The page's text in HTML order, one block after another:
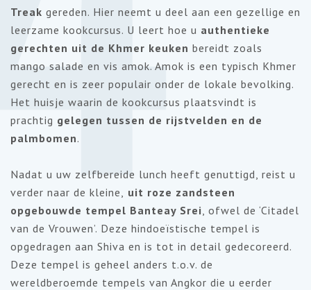
Treak gereden. Hier neemt u deel aan een gezellige en
leerzame kookcursus. U leert hoe u authentieke
gerechten uit de Khmer keuken bereidt zoals
mango salade en vis amok. Amok is een typisch Khmer
gerecht en is zeer populair onder de lokale bevolking.
Het huisje waarin de kookcursus plaatsvindt is
prachtig gelegen tussen de rijstvelden en de
palmbomen.
Nadat u uw zelfbereide lunch heeft genuttigd, reist u
verder naar de kleine,
uit roze zandsteen
opgebouwde tempel Banteay Srei , ofwel de ‘Citadel
van de Vrouwen’. Deze hindoeïstische tempel is
opgedragen aan Shiva en is tot in detail gedecoreerd.
Deze tempel is geheel anders t.o.v. de
wereldberoemde tempels van Angkor die u eerder